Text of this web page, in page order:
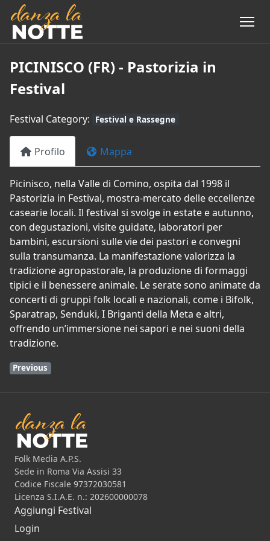
PICINISCO (FR) - Pastorizia in
Festival
Festival Category: Festival e Rassegne
Profilo Mappa
Picinisco, nella Valle di Comino, ospita dal 1998 il
Pastorizia in Festival, mostra-mercato delle eccellenze
casearie locali. Il festival si svolge in estate e autunno,
con degustazioni, visite guidate, laboratori per
bambini, escursioni sulle vie dei pastori e convegni
sulla transumanza. La manifestazione valorizza la
tradizione agropastorale, la produzione di formaggi
tipici e il benessere animale. Le serate sono animate da
concerti di gruppi folk locali e nazionali, come i Bifolk,
Sparatrap, Senduki, I Briganti della Meta e altri,
offrendo un’immersione nei sapori e nei suoni della
tradizione.
Previous
Folk Media A.P.S.
Sede in Roma Via Assisi 33
Codice Fiscale 97372030581
Licenza S.I.A.E. n.: 202600000078
Aggiungi Festival
Login